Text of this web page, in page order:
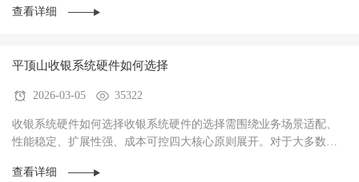
查看详细
平顶山收银系统硬件如何选择
2026-03-05 35322
收银系统硬件如何选择收银系统硬件的选择需围绕‌业务场景适配、
性能稳定、扩展性强、成本可控‌四大核心原则展开。对于大多数商
查看详细